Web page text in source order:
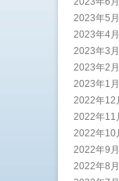
2023年5月
2023年4月
2023年3月
2023年2月
2023年1月
2022年12
2022年11
2022年10
2022年9月
2022年8月